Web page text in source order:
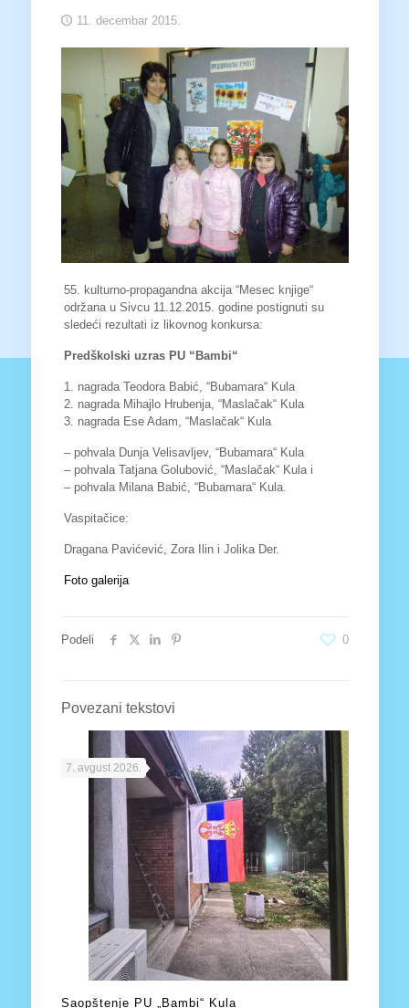
11. decembar 2015.
55. kulturno-propagandna akcija “Mesec knjige“
održana u Sivcu 11.12.2015. godine postignuti su
sledeći rezultati iz likovnog konkursa:
Predškolski uzras PU “Bambi“
1. nagrada Teodora Babić, “Bubamara“ Kula
2. nagrada Mihajlo Hrubenja, “Maslačak“ Kula
3. nagrada Ese Adam, “Maslačak“ Kula
– pohvala Dunja Velisavljev, “Bubamara“ Kula
– pohvala Tatjana Golubović, “Maslačak“ Kula i
– pohvala Milana Babić, “Bubamara“ Kula.
Vaspitačice:
Dragana Pavićević, Zora Ilin i Jolika Der.
Foto galerija
Podeli 0
Povezani tekstovi
7. avgust 2026.
Saopštenje PU „Bambi“ Kula